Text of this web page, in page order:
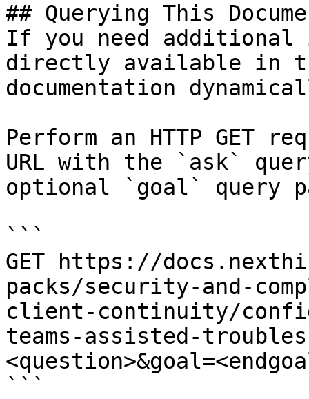
## Querying This
If you need
directly available in
documentation
Perform an HTTP GET
URL with the `ask`
optional `goal` query
```
GET https://
packs/security-and-
client-continuity/
teams-assisted-
```